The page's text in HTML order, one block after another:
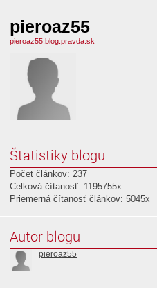
pieroaz55
pieroaz55.blog.pravda.sk
Štatistiky blogu
Počet článkov: 237
Celková čítanosť: 1195755x
Priemerná čítanosť článkov: 5045x
Autor blogu
pieroaz55